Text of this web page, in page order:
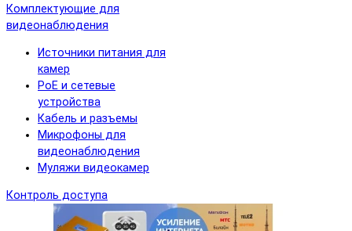
Комплектующие для
видеонаблюдения
Источники питания для
камер
PoE и сетевые
устройства
Кабель и разъемы
Микрофоны для
видеонаблюдения
Муляжи видеокамер
Контроль доступа